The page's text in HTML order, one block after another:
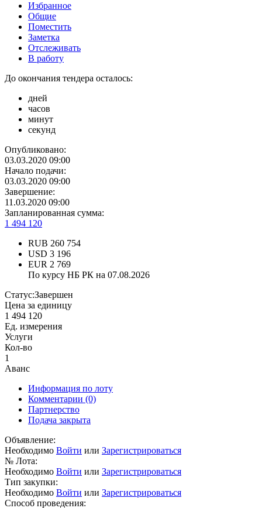
Избранное
Общие
Поместить
Заметка
Отслеживать
В работу
До окончания тендера осталось:
дней
часов
минут
секунд
Опубликовано:
03.03.2020 09:00
Начало подачи:
03.03.2020 09:00
Завершение:
11.03.2020 09:00
Запланированная сумма:
1 494 120
RUB 260 754
USD 3 196
EUR 2 769
По курсу НБ РК на 07.08.2026
Статус:Завершен
Цена за единицу
1 494 120
Ед. измерения
Услуги
Кол-во
1
Аванс
Информация по лоту
Комментарии (0)
Партнерство
Подача закрыта
Объявление:
Необходимо Войти или Зарегистрироваться
№ Лота:
Необходимо Войти или Зарегистрироваться
Тип закупки:
Необходимо Войти или Зарегистрироваться
Способ проведения: